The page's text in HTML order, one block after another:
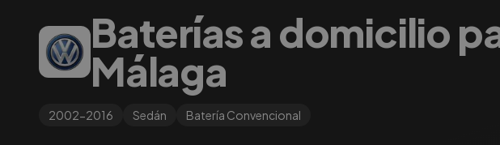
Baterías a domicilio
Málaga
2002-2016 Sedán Batería Convencional